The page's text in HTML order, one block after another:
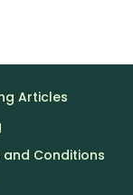
Articles
and Conditions